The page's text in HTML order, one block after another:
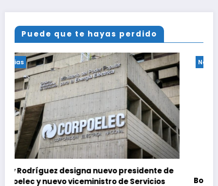
Puede que te hayas perdido
de
Noticias
Bomberos de Caracas combatieron